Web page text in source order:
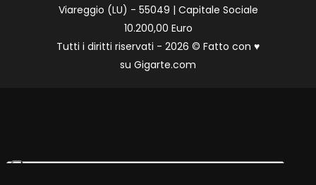
Viareggio (LU) - 55049 | Capitale Sociale
10.200,00 Euro
Tutti i diritti riservati - 2026 © Fatto con ♥
su Gigarte.com